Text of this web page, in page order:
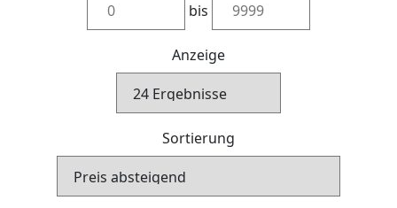
bis
Anzeige
Sortierung